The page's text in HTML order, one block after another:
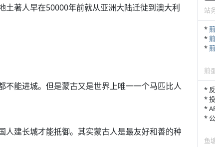
著人早在50000年前就从亚洲大陆迁徙到澳大利
能进城。但是蒙古又是世界上唯一一个马匹比人
建长城才能抵御。其实蒙古人是最友好和善的种
站
*
*
*
煎
*
*
*
*
鱼